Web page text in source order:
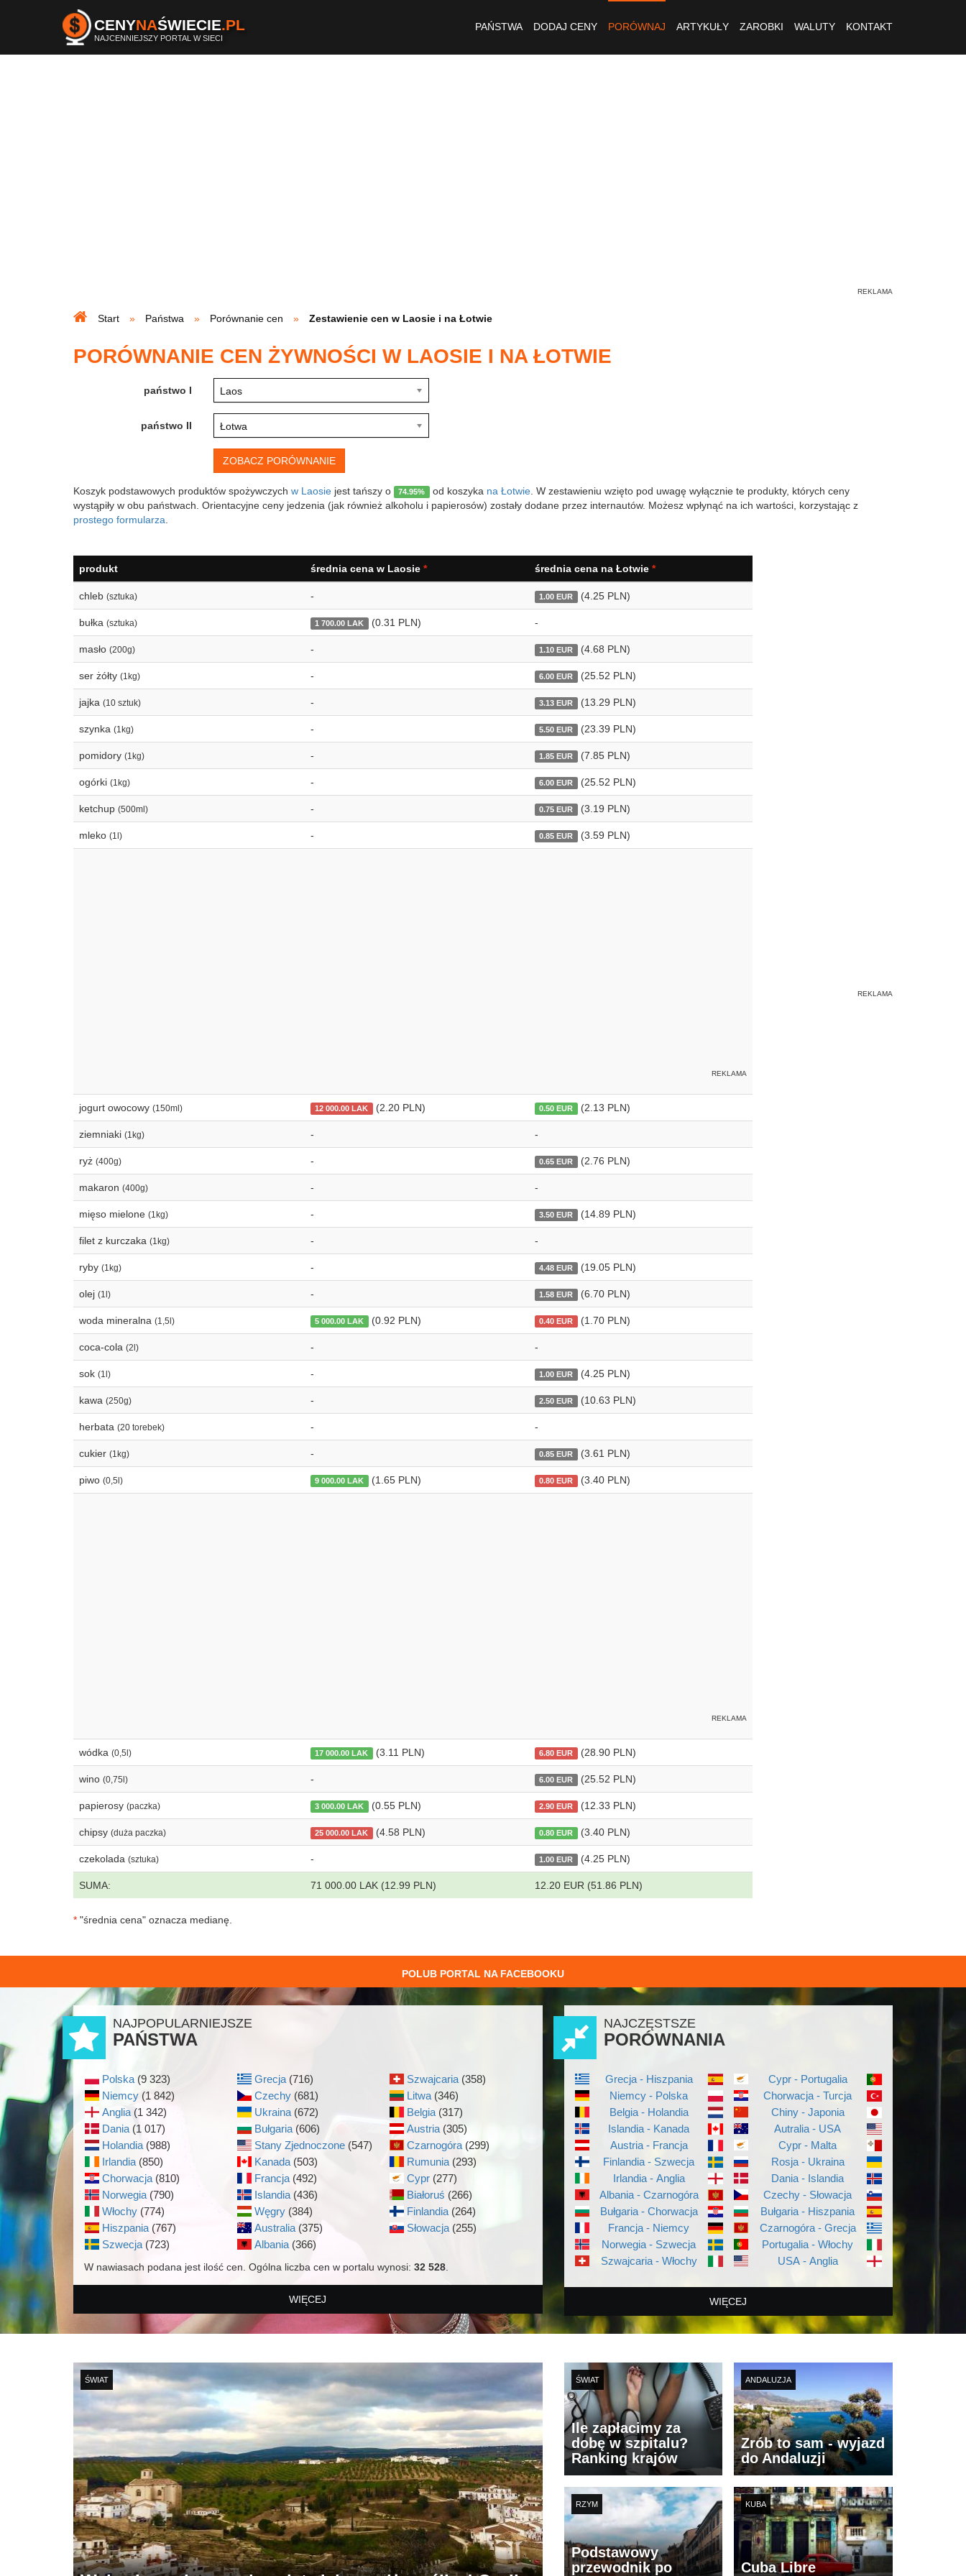
CENYNAŚWIECIE.PL
NAJCENNIEJSZY PORTAL W SIECI
PAŃSTWA DODAJ CENY PORÓWNAJ ARTYKUŁY ZAROBKI WALUTY KONTAKT
Start Państwa Porównanie cen Zestawienie cen w Laosie i na Łotwie
PORÓWNANIE CEN ŻYWNOŚCI W LAOSIE I NA ŁOTWIE
państwo I Laos
państwo II Łotwa
Koszyk podstawowych produktów spożywczych w Laosie jest tańszy o 74.95% od koszyka na Łotwie. W zestawieniu wzięto pod uwagę wyłącznie te produkty, których ceny
wystąpiły w obu państwach. Orientacyjne ceny jedzenia (jak również alkoholu i papierosów) zostały dodane przez internautów. Możesz wpłynąć na ich wartości, korzystając z
prostego formularza
produkt średnia cena w Laosie * średnia cena na Łotwie *
chleb (sztuka) - 1.00 EUR (4.25 PLN)
bułka (sztuka) 1 700.00 LAK (0.31 PLN) -
masło (200g) - 1.10 EUR (4.68 PLN)
ser żółty (1kg) - 6.00 EUR (25.52 PLN)
jajka (10 sztuk) - 3.13 EUR (13.29 PLN)
szynka (1kg) - 5.50 EUR (23.39 PLN)
pomidory (1kg) - 1.85 EUR (7.85 PLN)
ogórki (1kg) - 6.00 EUR (25.52 PLN)
ketchup (500ml) - 0.75 EUR (3.19 PLN)
mleko (1l) - 0.85 EUR (3.59 PLN)
jogurt owocowy (150ml) 12 000.00 LAK (2.20 PLN) 0.50 EUR (2.13 PLN)
ziemniaki (1kg) - -
ryż (400g) - 0.65 EUR (2.76 PLN)
makaron (400g) - -
mięso mielone (1kg) - 3.50 EUR (14.89 PLN)
filet z kurczaka (1kg) - -
ryby (1kg) - 4.48 EUR (19.05 PLN)
olej (1l) - 1.58 EUR (6.70 PLN)
woda mineralna (1,5l) 5 000.00 LAK (0.92 PLN) 0.40 EUR (1.70 PLN)
coca-cola (2l) - -
sok (1l) - 1.00 EUR (4.25 PLN)
kawa (250g) - 2.50 EUR (10.63 PLN)
herbata (20 torebek) - -
cukier (1kg) - 0.85 EUR (3.61 PLN)
piwo (0,5l) 9 000.00 LAK (1.65 PLN) 0.80 EUR (3.40 PLN)
wódka (0,5l) 17 000.00 LAK (3.11 PLN) 6.80 EUR (28.90 PLN)
wino (0,75l) - 6.00 EUR (25.52 PLN)
papierosy (paczka) 3 000.00 LAK (0.55 PLN) 2.90 EUR (12.33 PLN)
chipsy (duża paczka) 25 000.00 LAK (4.58 PLN) 0.80 EUR (3.40 PLN)
czekolada (sztuka) - 1.00 EUR (4.25 PLN)
SUMA: 71 000.00 LAK (12.99 PLN) 12.20 EUR (51.86 PLN)
* "średnia cena" oznacza medianę.
POLUB PORTAL NA FACEBOOKU
NAJPOPULARNIEJSZE
PAŃSTWA
Polska (9 323)
Niemcy (1 842)
Anglia (1 342)
Dania (1 017)
Holandia (988)
Irlandia (850)
Chorwacja (810)
Norwegia (790)
Włochy (774)
Hiszpania (767)
Szwecja (723)
Grecja (716)
Czechy (681)
Ukraina (672)
Bułgaria (606)
Stany Zjednoczone (547)
Kanada (503)
Francja (492)
Islandia (436)
Węgry (384)
Australia (375)
Albania (366)
Szwajcaria (358)
Litwa (346)
Belgia (317)
Austria (305)
Czarnogóra (299)
Rumunia (293)
Cypr (277)
Białoruś (266)
Finlandia (264)
Słowacja (255)
W nawiasach podana jest ilość cen. Ogólna liczba cen w portalu wynosi: 32 528
WIĘCEJ
NAJCZĘSTSZE
PORÓWNANIA
Grecja - Hiszpania
Niemcy - Polska
Belgia - Holandia
Islandia - Kanada
Austria - Francja
Finlandia - Szwecja
Irlandia - Anglia
Albania - Czarnogóra
Bułgaria - Chorwacja
Francja - Niemcy
Norwegia - Szwecja
Szwajcaria - Włochy
Cypr - Portugalia
Chorwacja - Turcja
Chiny - Japonia
Autralia - USA
Cypr - Malta
Rosja - Ukraina
Dania - Islandia
Czechy - Słowacja
Bułgaria - Hiszpania
Czarnogóra - Grecja
Portugalia - Włochy
USA - Anglia
WIĘCEJ
ŚWIAT ŚWIAT
Ile zapłacimy za
dobę w szpitalu?
Ranking krajów
ANDALUZJA
Zrób to sam - wyjazd
do Andaluzji
RZYM
Podstawowy
przewodnik po
KUBA
Cuba Libre